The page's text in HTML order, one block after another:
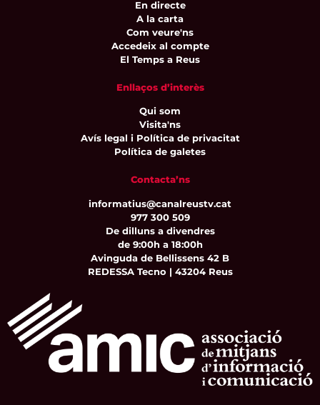
En directe
A la carta
Com veure'ns
Accedeix al compte
El Temps a Reus
Enllaços d’interès
Qui som
Visita'ns
Avís legal i Política de privacitat
Política de galetes
Contacta’ns
informatius@canalreustv.cat
977 300 509
De dilluns a divendres
de 9:00h a 18:00h
Avinguda de Bellissens 42 B
REDESSA Tecno | 43204 Reus